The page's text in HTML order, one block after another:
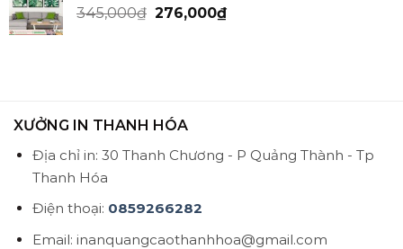
345,000₫ 276,000₫
XƯỞNG IN THANH HÓA
Địa chỉ in: 30 Thanh Chương - P Quảng Thành - Tp
Thanh Hóa
Điện thoại: 0859266282
Email: inanquangcaothanhhoa@gmail.com